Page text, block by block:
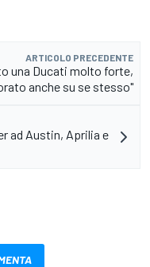
ARTICOLO PRECEDENTE
una Ducati molto forte,
anche su se stesso"
ad Austin, Aprilia e